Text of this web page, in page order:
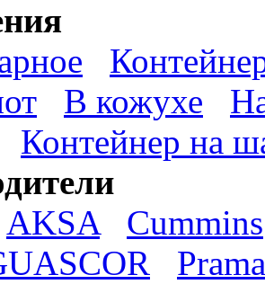
В кожухе
Контейнер на
AKSA
Cummins